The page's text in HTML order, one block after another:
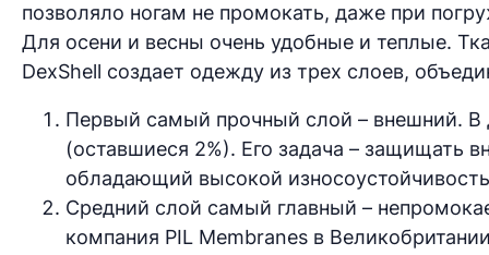
позволяло ногам не промокать, даже при
Для осени и весны очень удобные и теплые.
DexShell создает одежду из трех слоев,
Первый самый прочный слой – внешний. В
(оставшиеся 2%). Его задача – защищать
обладающий высокой
Средний слой самый главный –
компания PIL Membranes в